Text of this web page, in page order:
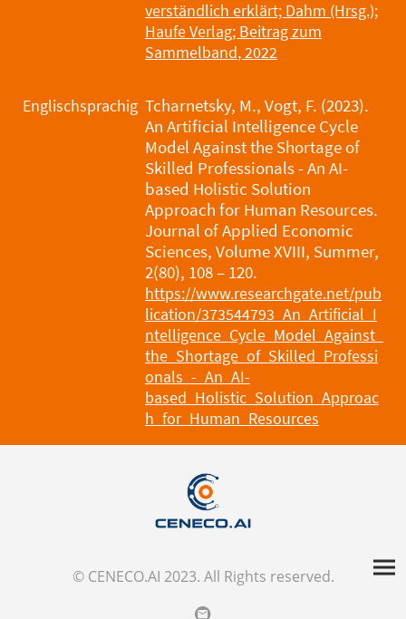
verständlich erklärt; Dahm (Hrsg.);
Haufe Verlag; Beitrag zum
Sammelband, 2022
Englischsprachig Tcharnetsky, M., Vogt, F. (2023).
An Artificial Intelligence Cycle
Model Against the Shortage of
Skilled Professionals - An AI-
based Holistic Solution
Approach for Human Resources.
Journal of Applied Economic
Sciences, Volume XVIII, Summer,
2(80), 108 – 120.
https://www.researchgate.net/pub
lication/373544793_An_Artificial_I
ntelligence_Cycle_Model_Against_
the_Shortage_of_Skilled_Professi
onals_-_An_AI-
based_Holistic_Solution_Approac
h_for_Human_Resources
© CENECO.AI 2023. All Rights reserved.